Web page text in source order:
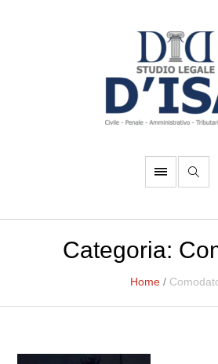
Categoria:
Home /